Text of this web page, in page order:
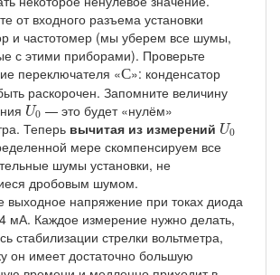
от входного разъема установки
и частотомер (мы уберем все шумы,
с этими приборами). Проверьте
переключателя «С
С»: конденсатор
раскорочен. Запомните величину
U0
U0— это будет «нулём»
Теперь вычитая из измерений U0
U0
мере скомпенсируем все
шумы установки, не
дробовым шумом.
выходное напряжение при токах диода
мА. Каждое измерение нужно делать,
стабилизации стрелки вольтметра,
он имеет достаточно большую